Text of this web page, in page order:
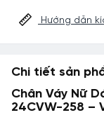
Hướng dẫn
Chi tiết sản
Chân Váy Nữ
24CVW-258 –